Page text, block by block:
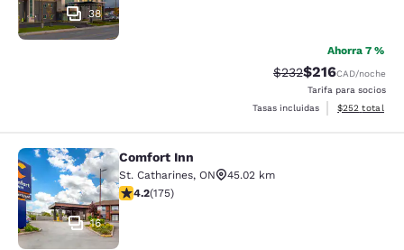
38
Ahorra 7 %
Tarifa tachada:
$232Tarifa reducida:
$216CAD/noche
Tarifa para socios
Tasas incluidas
Ver detalles
$252 total
Comfort Inn
16
Comfort Inn
St. Catharines, ON
45.02 km
Calificación de 4.22 estrellas. Excelente. 175 reseñas
4.2(175)